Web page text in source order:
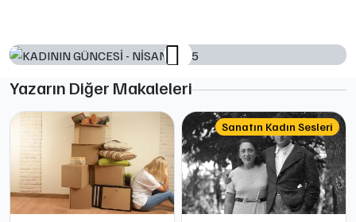
Yazarın Diğer Makaleleri
Sanatın Kadın Sesleri